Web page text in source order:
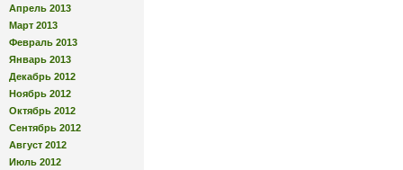
Апрель 2013
Март 2013
Февраль 2013
Январь 2013
Декабрь 2012
Ноябрь 2012
Октябрь 2012
Сентябрь 2012
Август 2012
Июль 2012